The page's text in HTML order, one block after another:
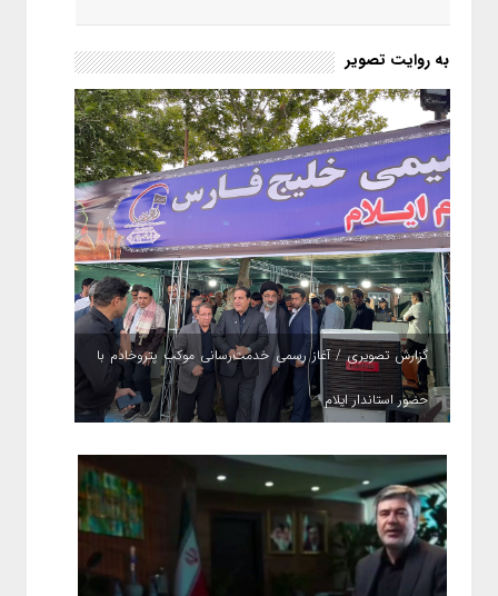
به روایت تصویر
گزارش تصویری / آغاز رسمی خدمت‌رسانی موکب پتروخادم با
حضور استاندار ایلام